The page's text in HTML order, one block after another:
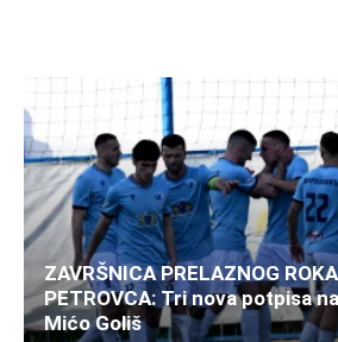
ZAVRŠNICA PRELAZNOG
PETROVCA: Tri nova potpisa
Mićo Goliš